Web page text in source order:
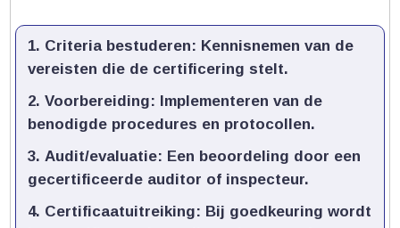
Criteria bestuderen: Kennisnemen van de
vereisten die de certificering stelt.​
Voorbereiding: Implementeren van de
benodigde procedures en protocollen.​
Audit/evaluatie: Een beoordeling door een
gecertificeerde auditor of inspecteur.​
Certificaatuitreiking: Bij goedkeuring wordt